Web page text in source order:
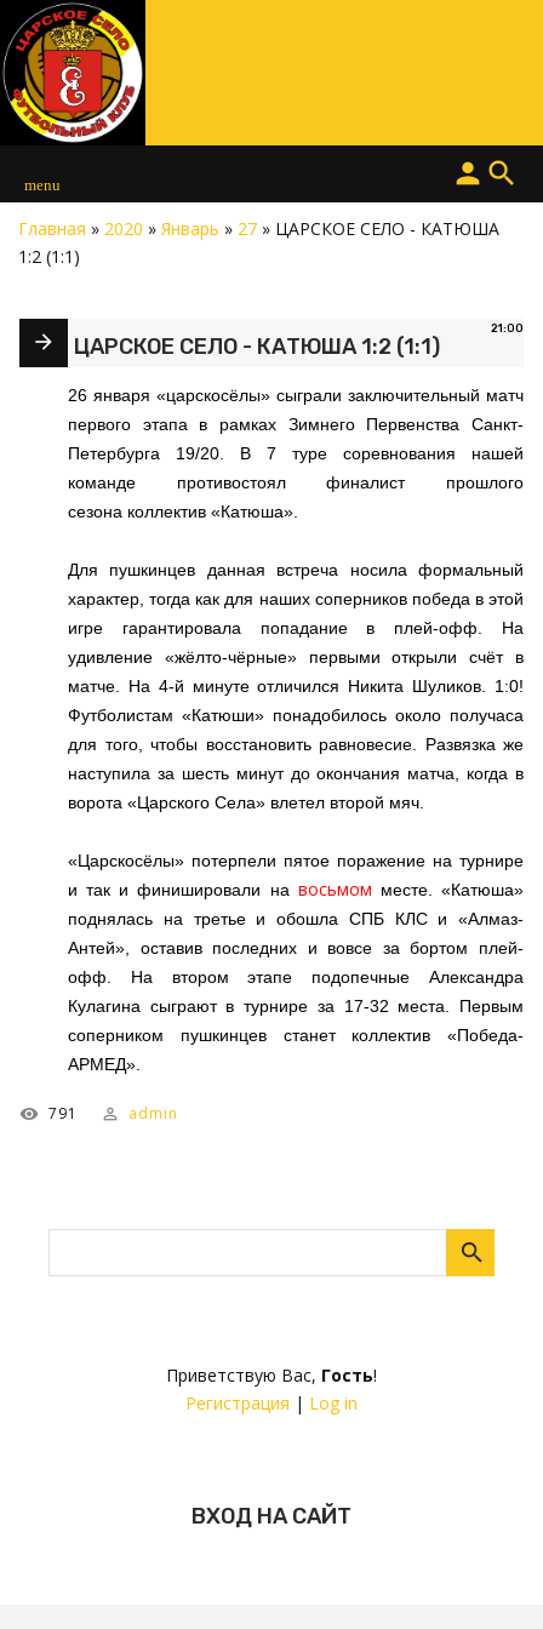
menu search
person
Приветствую Вас, Гость!
Регистрация | Log in
ВХОД НА САЙТ
Главная » 2020 » Январь » 27 » ЦАРСКОЕ СЕЛО - КАТЮША
1:2 (1:1)
21:00
ЦАРСКОЕ СЕЛО - КАТЮША 1:2 (1:1)
26 января «царскосёлы» сыграли заключительный матч
первого этапа в рамках Зимнего Первенства Санкт-
Петербурга 19/20. В 7 туре соревнования нашей
команде противостоял финалист прошлого
сезона коллектив «Катюша».
Для пушкинцев данная встреча носила формальный
характер, тогда как для наших соперников победа в этой
игре гарантировала попадание в плей-офф. На
удивление «жёлто-чёрные» первыми открыли счёт в
матче. На 4-й минуте отличился Никита Шуликов. 1:0!
Футболистам «Катюши» понадобилось около получаса
для того, чтобы восстановить равновесие. Развязка же
наступила за шесть минут до окончания матча, когда в
ворота «Царского Села» влетел второй мяч.
«Царскосёлы» потерпели пятое поражение на турнире
и так и финишировали на восьмом месте. «Катюша»
поднялась на третье и обошла СПБ КЛС и «Алмаз-
Антей», оставив последних и вовсе за бортом плей-
офф. На втором этапе подопечные Александра
Кулагина сыграют в турнире за 17-32 места. Первым
соперником пушкинцев станет коллектив «Победа-
АРМЕД».
791 admin